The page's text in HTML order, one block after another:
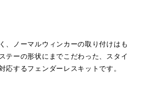
、ノーマルウィンカーの取り付けはも
テーの形状にまでこだわった、スタイ
応するフェンダーレスキットです。